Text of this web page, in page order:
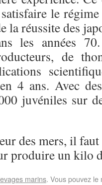
le
la réussite des
les années
de
4 ans. Avec
juvéniles sur
des mers, il
produire un kilo
marins. Vous pouvez